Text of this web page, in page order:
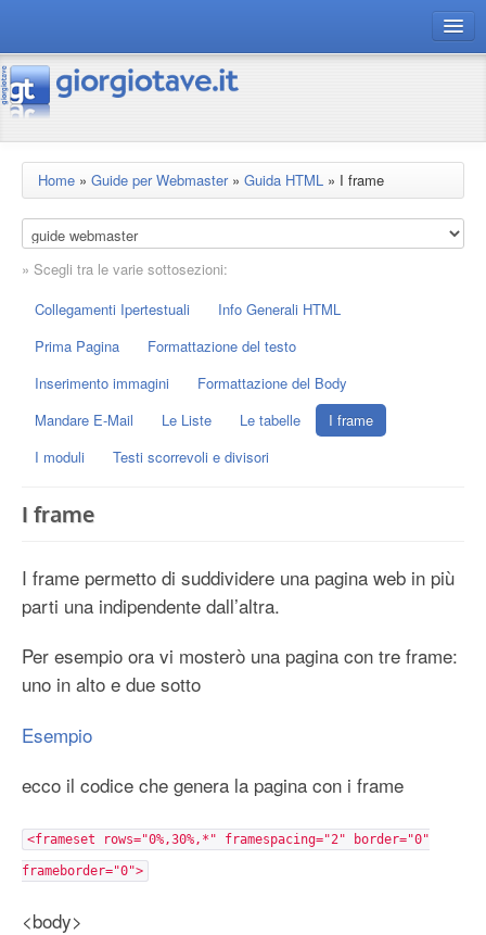
connect gt
risorse
Home » Guide per Webmaster» Guida HTML » I frame
» Scegli tra le varie sottosezioni:
Collegamenti Ipertestuali
Info Generali HTML
Prima Pagina
Formattazione del testo
Inserimento immagini
Formattazione del Body
Mandare E-Mail
Le Liste Le tabelle
I frame
I moduli
Testi scorrevoli e divisori
I frame
I frame permetto di suddividere una pagina web in più
parti una indipendente dall’altra.
Per esempio ora vi mosterò una pagina con tre frame:
uno in alto e due sotto
Esempio
ecco il codice che genera la pagina con i frame
<frameset rows="0%,30%,*" framespacing="2" border="0"
frameborder="0">
<body>